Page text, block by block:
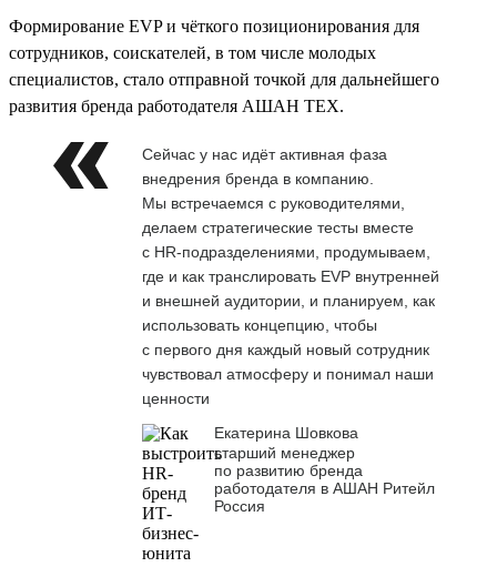
Формирование EVP и чёткого позиционирования для
сотрудников, соискателей, в том числе молодых
специалистов, стало отправной точкой для дальнейшего
развития бренда работодателя АШАН ТЕХ.
Сейчас у нас идёт активная фаза
внедрения бренда в компанию.
Мы встречаемся с руководителями,
делаем стратегические тесты вместе
с HR-подразделениями, продумываем,
где и как транслировать EVP внутренней
и внешней аудитории, и планируем, как
использовать концепцию, чтобы
с первого дня каждый новый сотрудник
чувствовал атмосферу и понимал наши
ценности
Екатерина Шовкова
старший менеджер
по развитию бренда
работодателя в АШАН Ритейл
Россия